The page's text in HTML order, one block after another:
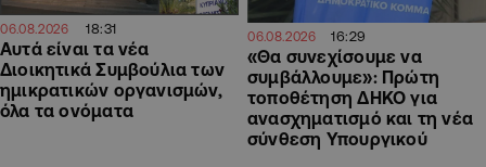
06.08.2026 18:31
Αυτά είναι τα νέα
Διοικητικά Συμβούλια των
ημικρατικών οργανισμών,
όλα τα ονόματα
06.08.2026 16:29
«Θα συνεχίσουμε να
συμβάλλουμε»: Πρώτη
τοποθέτηση ΔΗΚΟ για
ανασχηματισμό και τη νέα
σύνθεση Υπουργικού